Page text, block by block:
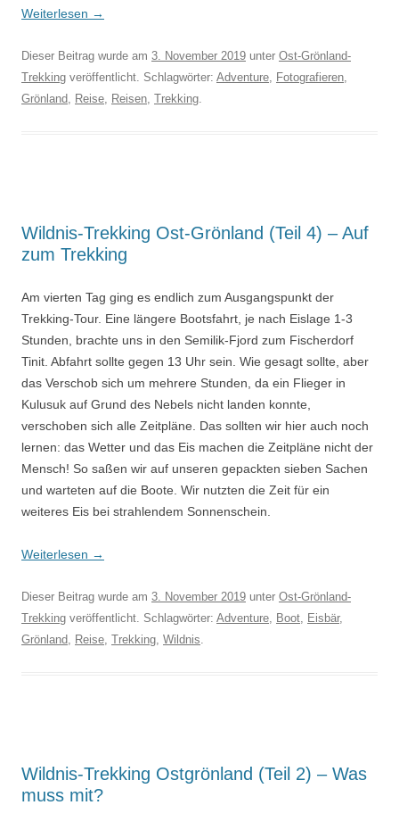
Weiterlesen →
Dieser Beitrag wurde am 3. November 2019 unter Ost-Grönland-
Trekking veröffentlicht. Schlagwörter: Adventure, Fotografieren,
Grönland, Reise, Reisen, Trekking.
Wildnis-Trekking Ost-Grönland (Teil 4) – Auf
zum Trekking
Am vierten Tag ging es endlich zum Ausgangspunkt der
Trekking-Tour. Eine längere Bootsfahrt, je nach Eislage 1-3
Stunden, brachte uns in den Semilik-Fjord zum Fischerdorf
Tinit. Abfahrt sollte gegen 13 Uhr sein. Wie gesagt sollte, aber
das Verschob sich um mehrere Stunden, da ein Flieger in
Kulusuk auf Grund des Nebels nicht landen konnte,
verschoben sich alle Zeitpläne. Das sollten wir hier auch noch
lernen: das Wetter und das Eis machen die Zeitpläne nicht der
Mensch! So saßen wir auf unseren gepackten sieben Sachen
und warteten auf die Boote. Wir nutzten die Zeit für ein
weiteres Eis bei strahlendem Sonnenschein.
Weiterlesen →
Dieser Beitrag wurde am 3. November 2019 unter Ost-Grönland-
Trekking veröffentlicht. Schlagwörter: Adventure, Boot, Eisbär,
Grönland, Reise, Trekking, Wildnis.
Wildnis-Trekking Ostgrönland (Teil 2) – Was
muss mit?